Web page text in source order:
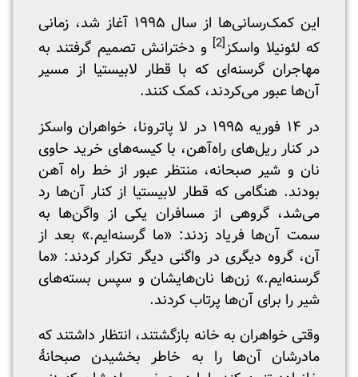
این کمک‌رسانی‌ها از سال ۱۹۹۵ آغاز شد، زمانی
که لئونیلا واسکز[2]
و دخترانش تصمیم گرفتند به
مهاجران گرسنه‌ای که با قطار لابیستیا از مسیر
آن‌ها عبور می‌کردند، کمک کنند.
در ۱۴ فوریه ۱۹۹۵ در لا پاترونا، خواهران واسکز
در کنار ریل‌های راه‌آهن، با کیسه‌های خرید حاوی
نان و شیر صبحانه، منتظر عبور از خط راه آهن
بودند. هنگامی که قطار لابیستیا از کنار آن‌ها رد
می‌شد، گروهی از مسافران یکی از واگن‌ها به
سمت آن‌ها فریاد زدند: «ما گرسنه‌ایم.» بعد از
آن، گروه دیگری در واگنی دیگر تکرار کردند: «ما
گرسنه‌ایم.» زن‌ها نان‌هایشان و سپس بسته‌های
شیر را برای آن‌ها پرتاب کردند.
وقتی خواهران به خانه بازگشتند، انتظار داشتند که
مادرشان آن‌ها را به خاطر بخشیدن صبحانۀ